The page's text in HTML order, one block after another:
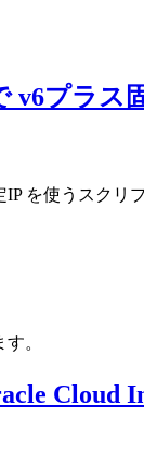
v6プラス
を使うスクリ
。
Cloud